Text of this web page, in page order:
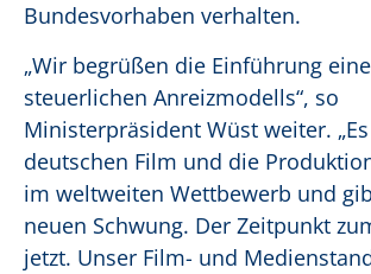
Bundesvorhaben verhalten.
„Wir begrüßen die Einführung
steuerlichen Anreizmodells“, so
Ministerpräsident Wüst weiter.
deutschen Film und die
im weltweiten Wettbewerb und
neuen Schwung. Der Zeitpunkt
jetzt. Unser Film- und